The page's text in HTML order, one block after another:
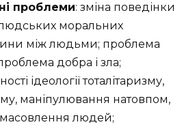
проблеми: зміна поведінки
моральних
між людьми; проблема
добра і зла;
ідеології тоталітаризму,
маніпулювання натовпом,
людей;